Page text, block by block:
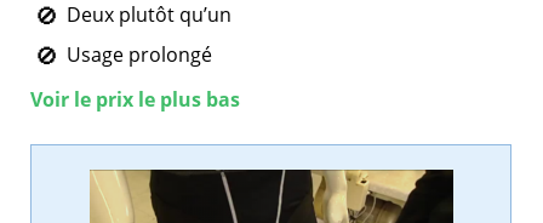
Deux plutôt qu’un
Usage prolongé
Voir le prix le plus bas